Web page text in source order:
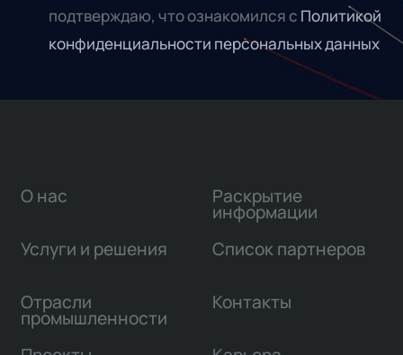
подтверждаю, что ознакомился с Политикой
конфиденциальности персональных данных
О нас
Услуги и решения
Отрасли
промышленности
Раскрытие
информации
Список партнеров
Контакты